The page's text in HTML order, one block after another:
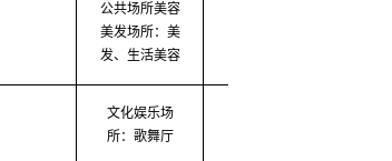
公共场所美容
美发场所：美
发、生活美容
文化娱乐场
所：歌舞厅